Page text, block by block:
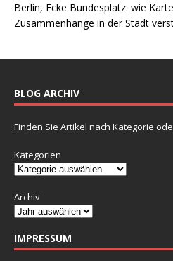
Berlin, Ecke Bundesplatz: wie
Zusammenhänge in der Stadt
BLOG ARCHIV
Finden Sie Artikel nach Kategorie
Kategorien
Archiv
IMPRESSUM